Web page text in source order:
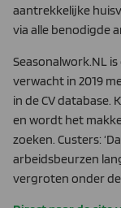
aantrekkelijke
via alle benodigde
Seasonalwork.NL
verwacht in 2019
in de CV database.
en wordt het
zoeken. Custers:
arbeidsbeurzen
vergroten onder de